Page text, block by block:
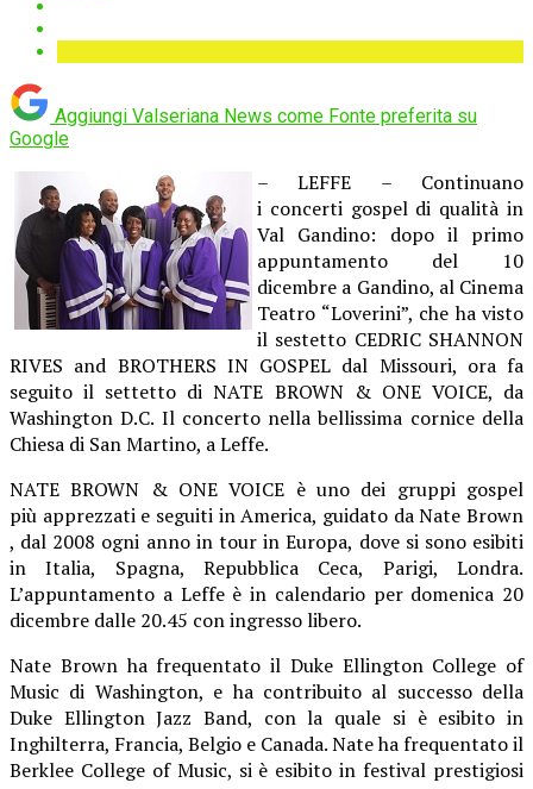
Aggiungi Valseriana News come Fonte preferita su
Google
– LEFFE – Continuano
i concerti gospel di qualità in
Val Gandino: dopo il primo
appuntamento del 10
dicembre a Gandino, al Cinema
Teatro “Loverini”, che ha visto
il sestetto CEDRIC SHANNON
RIVES and BROTHERS IN GOSPEL dal Missouri, ora fa
seguito il settetto di NATE BROWN & ONE VOICE, da
Washington D.C. Il concerto nella bellissima cornice della
Chiesa di San Martino, a Leffe.
NATE BROWN & ONE VOICE è uno dei gruppi gospel
più apprezzati e seguiti in America, guidato da Nate Brown
, dal 2008 ogni anno in tour in Europa, dove si sono esibiti
in Italia, Spagna, Repubblica Ceca, Parigi, Londra.
L’appuntamento a Leffe è in calendario per domenica 20
dicembre dalle 20.45 con ingresso libero.
Nate Brown ha frequentato il Duke Ellington College of
Music di Washington, e ha contribuito al successo della
Duke Ellington Jazz Band, con la quale si è esibito in
Inghilterra, Francia, Belgio e Canada. Nate ha frequentato il
Berklee College of Music, si è esibito in festival prestigiosi